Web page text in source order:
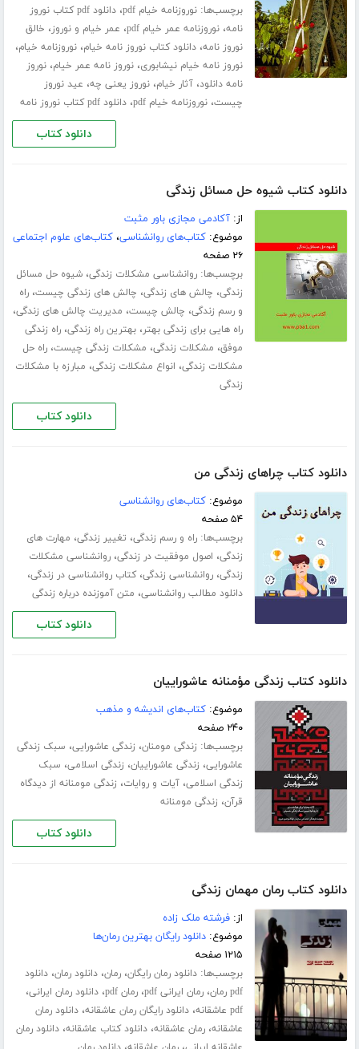
برچسب‌ها:نوروزنامه خیام pdf ،
دانلود pdf کتاب نوروز
نامه،نوروزنامه عمر خیام pdf ، عمر خیام و نوروز، خالق
نوروز نامه،دانلود کتاب نوروز نامه خیام،نوروزنامه خیام،
نوروز نامه خیام نیشابوری،نوروز نامه عمر خیام،نوروز
نامه دانلود،آثار خیام،نوروز یعنی چه، عید نوروز
چیست،نوروزنامه خیام pdf ،دانلود pdf کتاب نوروز نامه
دانلود کتاب
دانلود کتاب شیوه حل مسائل زندگی
از:آکادمی مجازی باور مثبت
موضوع:کتاب‌های روانشناسی،کتاب‌های علوم اجتماعی
۲۶ صفحه
برچسب‌ها:روانشناسی مشکلات زندگی،شیوه حل مسائل
زندگی، چالش های زندگی، چالش های زندگی چیست،راه
و رسم زندگی، چالش چیست، مدیریت چالش های زندگی،
راه هایی برای زندگی بهتر،بهترین راه زندگی،راه زندگی
موفق، مشکلات زندگی، مشکلات زندگی چیست،راه حل
مشکلات زندگی، انواع مشکلات زندگی، مبارزه با مشکلات
زندگی
دانلود کتاب
دانلود کتاب چراهای زندگی من
موضوع:کتاب‌های روانشناسی
۵۴ صفحه
برچسب‌ها:راه و رسم زندگی، تغییر زندگی، مهارت های
زندگی، اصول موفقیت در زندگی،روانشناسی مشکلات
زندگی،روانشناسی زندگی،کتاب روانشناسی در زندگی،
دانلود مطالب روانشناسی، متن آموزنده درباره زندگی
دانلود کتاب
دانلود کتاب زندگی مؤمنانه عاشوراییان
موضوع:کتاب‌های اندیشه و مذهب
۲۴۰ صفحه
برچسب‌ها: زندگی مومنان، زندگی عاشورایی، سبک زندگی
عاشورایی، زندگی عاشوراییان، زندگی اسلامی، سبک
زندگی اسلامی،آیات و روایات، زندگی مومنانه از دیدگاه
قرآن، زندگی مومنانه
دانلود کتاب
دانلود کتاب رمان مهمان زندگی
از:فرشته ملک زاده
موضوع:دانلود رایگان بهترین رمان‌ها
۱۲۱۵ صفحه
برچسب‌ها:دانلود رمان رایگان،رمان،دانلود رمان،دانلود
pdf رمان
،رمان ایرانی pdf ،رمان pdf ،دانلود رمان ایرانی،
pdf عاشقانه ،دانلود رایگان رمان عاشقانه،دانلود رمان
عاشقانه،رمان عاشقانه،دانلود کتاب عاشقانه،دانلود رمان